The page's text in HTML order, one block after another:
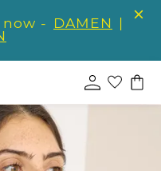
now - DAMEN |